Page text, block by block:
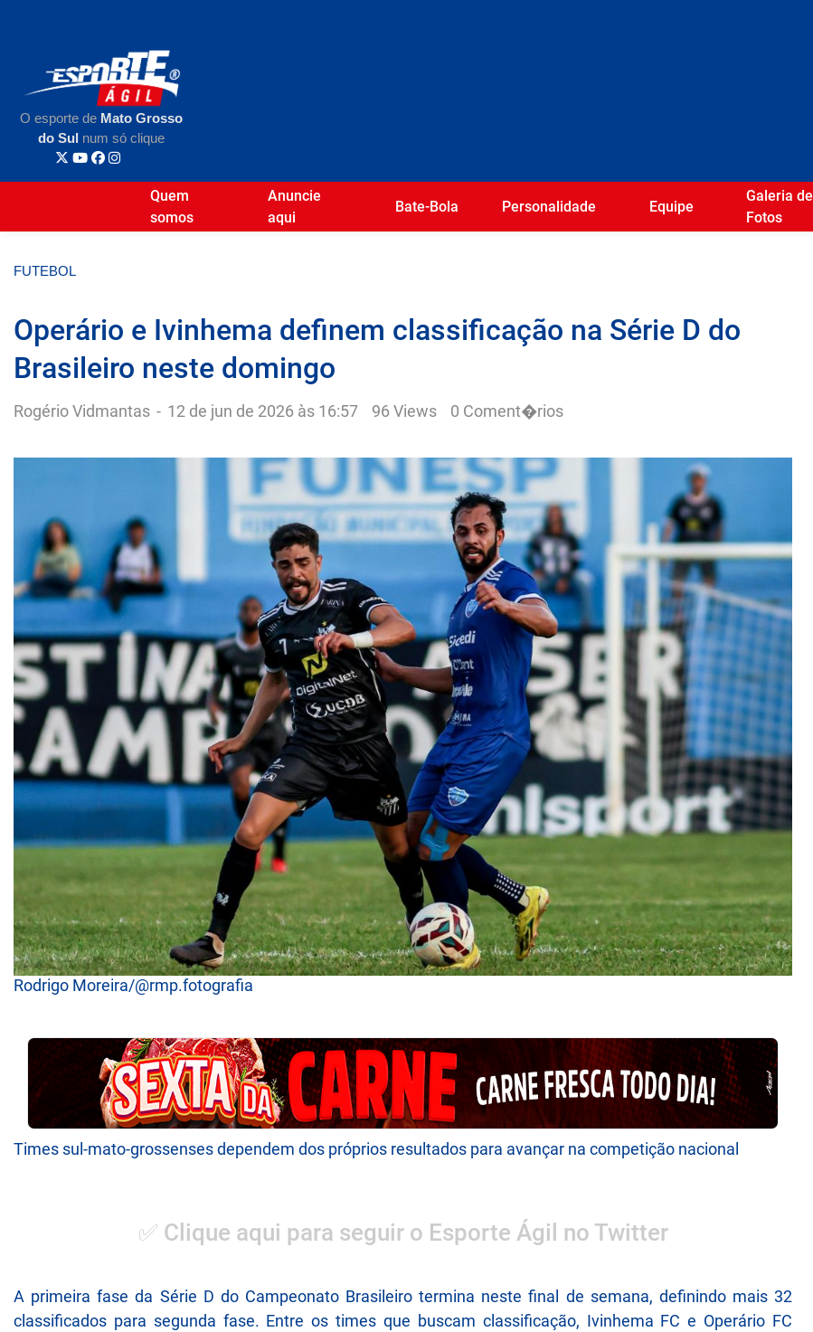
O esporte de Mato Grosso
do Sul num só clique
Quem
somos
Anuncie
aqui
Bate-Bola Personalidade Equipe
Galeria de
Fotos
FUTEBOL
Operário e Ivinhema definem classificação na Série D do
Brasileiro neste domingo
Rogério Vidmantas - 12 de jun de 2026 às 16:57 96 Views 0 Coment�rios
Rodrigo Moreira/@rmp.fotografia
Times sul-mato-grossenses dependem dos próprios resultados para avançar na competição nacional
✅ Clique aqui para seguir o Esporte Ágil no Twitter
A primeira fase da Série D do Campeonato Brasileiro termina neste final de semana, definindo mais 32
classificados para segunda fase. Entre os times que buscam classificação, Ivinhema FC e Operário FC